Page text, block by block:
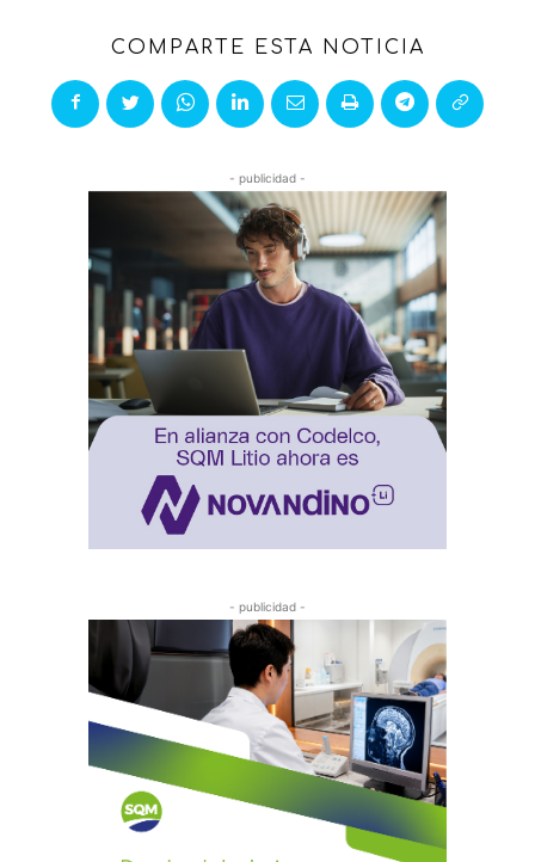
COMPARTE ESTA NOTICIA
- publicidad -
- publicidad -